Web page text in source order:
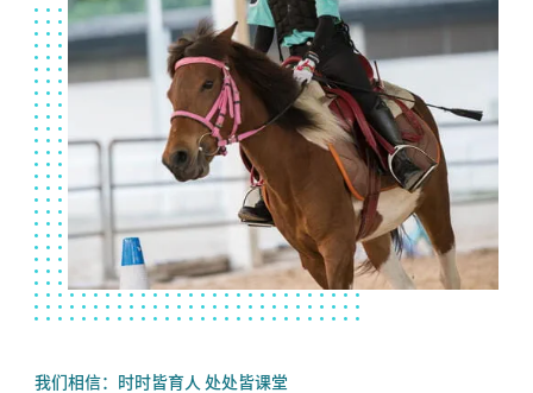
我们相信：时时皆育人 处处皆课堂